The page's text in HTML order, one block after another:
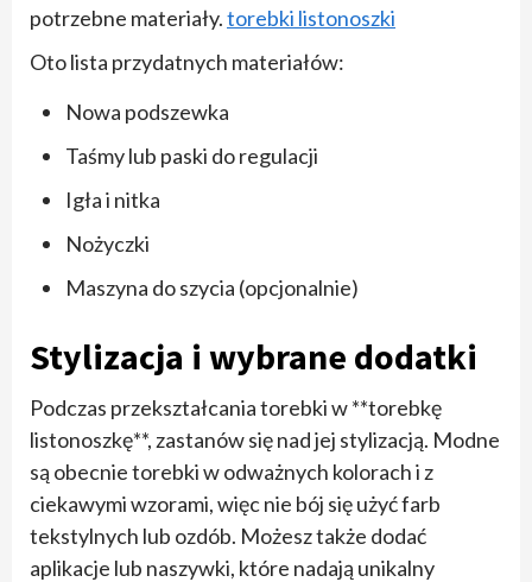
potrzebne materiały.torebki listonoszki
Oto lista przydatnych materiałów:
Nowa podszewka
Taśmy lub paski do regulacji
Igła i nitka
Nożyczki
Maszyna do szycia (opcjonalnie)
Stylizacja i wybrane dodatki
Podczas przekształcania torebki w **torebkę
listonoszkę**, zastanów się nad jej stylizacją. Modne
są obecnie torebki w odważnych kolorach i z
ciekawymi wzorami, więc nie bój się użyć farb
tekstylnych lub ozdób. Możesz także dodać
aplikacje lub naszywki, które nadają unikalny